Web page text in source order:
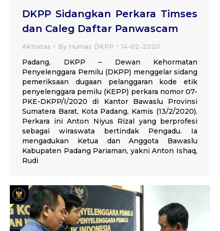
DKPP Sidangkan Perkara Timses
dan Caleg Daftar Panwascam
Aktivitas By Humas DKPP 14-02-2020
Padang, DKPP – Dewan Kehormatan
Penyelenggara Pemilu (DKPP) menggelar sidang
pemeriksaan dugaan pelanggaran kode etik
penyelenggara pemilu (KEPP) perkara nomor 07-
PKE-DKPP/I/2020 di Kantor Bawaslu Provinsi
Sumatera Barat, Kota Padang, Kamis (13/2/2020).
Perkara ini Anton Niyus Rizal yang berprofesi
sebagai wiraswata bertindak Pengadu. Ia
mengadukan Ketua dan Anggota Bawaslu
Kabupaten Padang Pariaman, yakni Anton Ishaq,
Rudi